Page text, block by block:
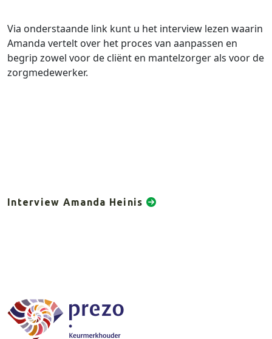
Via onderstaande link kunt u het interview lezen waarin
Amanda vertelt over het proces van aanpassen en
begrip zowel voor de cliënt en mantelzorger als voor de
zorgmedewerker.
Interview Amanda Heinis